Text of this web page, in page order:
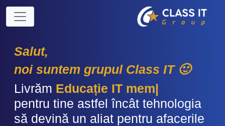
Salut,
noi suntem grupul Class IT 🙂
Livrăm Soluții IT 24x7
pentru tine astfel încât tehnologia
să devină un aliat pentru afacerile